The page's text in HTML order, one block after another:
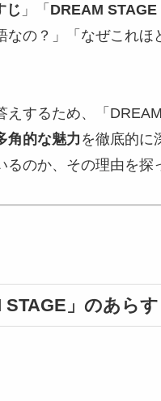
じ 」「 DREAM STAGE
の？」「なぜこれほ
えするため、「
角的な魅力を徹底的に
のか、その理由を探
」のあら